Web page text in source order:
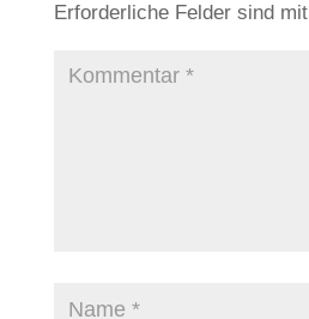
Erforderliche Felder sind mit